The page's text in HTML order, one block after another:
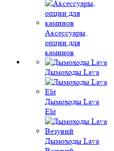
Аксессуары,
опции для
каминов
Дымоходы Lava
Дымоходы Lava
Elit
Дымоходы Lava